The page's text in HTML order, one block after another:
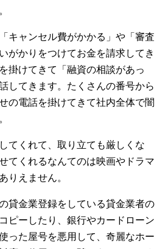
キャンセル費がかかる」や「審査
がかりをつけてお金を請求してき
掛けてきて「融資の相談があっ
してきます。たくさんの番号から
の電話を掛けてきて社内全体で闇
てくれて、取り立ても厳しくな
てくれるなんてのは映画やドラマ
りえません。
貸金業登録をしている貸金業者の
ピーしたり、銀行やカードローン
った屋号を悪用して、奇麗なホー